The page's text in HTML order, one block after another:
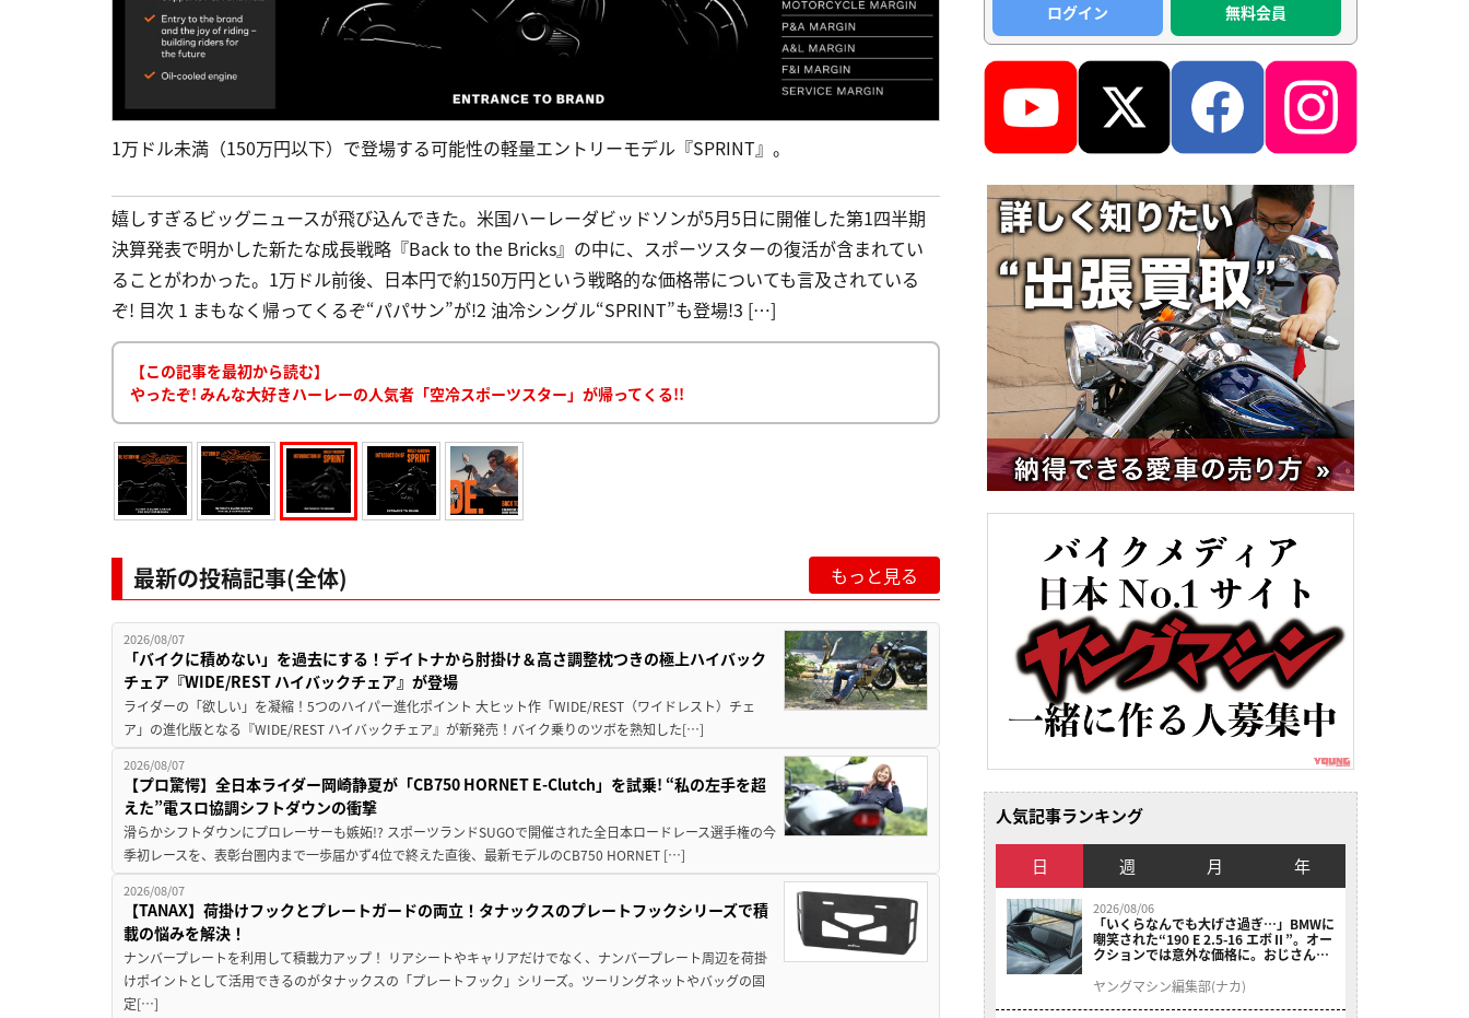
1万ドル未満（150万円以下）で登場する可能性の軽量エントリーモデル『SPRINT』。
嬉しすぎるビッグニュースが飛び込んできた。米国ハーレーダビッドソンが5月5日に開催した第1四半期
決算発表で明かした新たな成長戦略『Back to the Bricks』の中に、スポーツスターの復活が含まれてい
ることがわかった。1万ドル前後、日本円で約150万円という戦略的な価格帯についても言及されている
ぞ! 目次 1 まもなく帰ってくるぞ“パパサン”が!2 油冷シングル“SPRINT”も登場!3 […]
【この記事を最初から読む】
やったぞ! みんな大好きハーレーの人気者「空冷スポーツスター」が帰ってくる!!
最新の投稿記事(全体) もっと見る
2026/08/07
「バイクに積めない」を過去にする！デイトナから肘掛け＆高さ調整枕つきの極上ハイバック
チェア『WIDE/REST ハイバックチェア』が登場
ライダーの「欲しい」を凝縮！5つのハイパー進化ポイント 大ヒット作「WIDE/REST（ワイドレスト）チェ
ア」の進化版となる『WIDE/REST ハイバックチェア』が新発売！バイク乗りのツボを熟知した[…]
2026/08/07
【プロ驚愕】全日本ライダー岡崎静夏が「CB750 HORNET E-Clutch」を試乗! “私の左手を超
えた”電スロ協調シフトダウンの衝撃
滑らかシフトダウンにプロレーサーも嫉妬!? スポーツランドSUGOで開催された全日本ロードレース選手権の今
季初レースを、表彰台圏内まで一歩届かず4位で終えた直後、最新モデルのCB750 HORNET […]
2026/08/07
【TANAX】荷掛けフックとプレートガードの両立！タナックスのプレートフックシリーズで積
載の悩みを解決！
ナンバープレートを利用して積載力アップ！ リアシートやキャリアだけでなく、ナンバープレート周辺を荷掛
けポイントとして活用できるのがタナックスの「プレートフック」シリーズ。ツーリングネットやバッグの固
定[…]
ログイン
無料会員
人気記事ランキング
日 週 月 年
2026/08/06
「いくらなんでも大げさ過ぎ…」BMWに
嘲笑された“190 E 2.5-16 エボⅡ”。オー
クションでは意外な価格に。おじさん達
ヤングマシン編集部(ナカ)